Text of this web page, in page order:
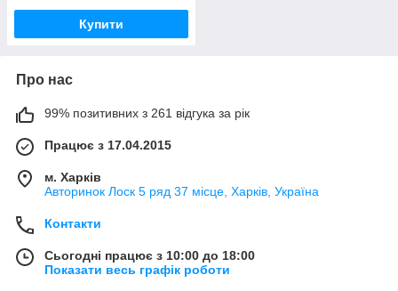
Купити
Про нас
99% позитивних з 261 відгука за рік
Працює з 17.04.2015
м. Харків
Авторинок Лоск 5 ряд 37 місце, Харків, Україна
Контакти
Сьогодні працює з 10:00 до 18:00
Показати весь графік роботи